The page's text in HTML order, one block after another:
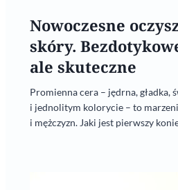
Nowoczesne
skóry.
ale skuteczne
Promienna cera – jędrna, gładka,
i jednolitym kolorycie – to
i mężczyzn. Jaki jest pierwszy